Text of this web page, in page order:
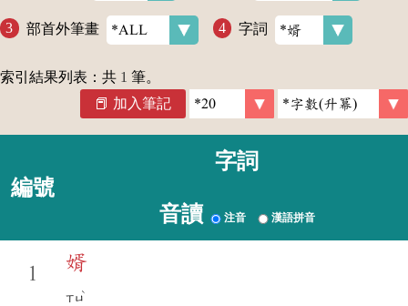
部首外筆畫 字詞
索引結果列表：共 1 筆。
加入筆記
編號
字詞
音讀 注音 漢語拼音
1
婿
ㄒㄩ
ˋ